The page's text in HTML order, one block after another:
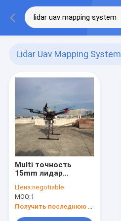
Lidar Uav Mapping System
Multi точность
15mm лидар
отображения ARS-
200 UAV платформы
высокая
Цена:negotiable
MOQ:1